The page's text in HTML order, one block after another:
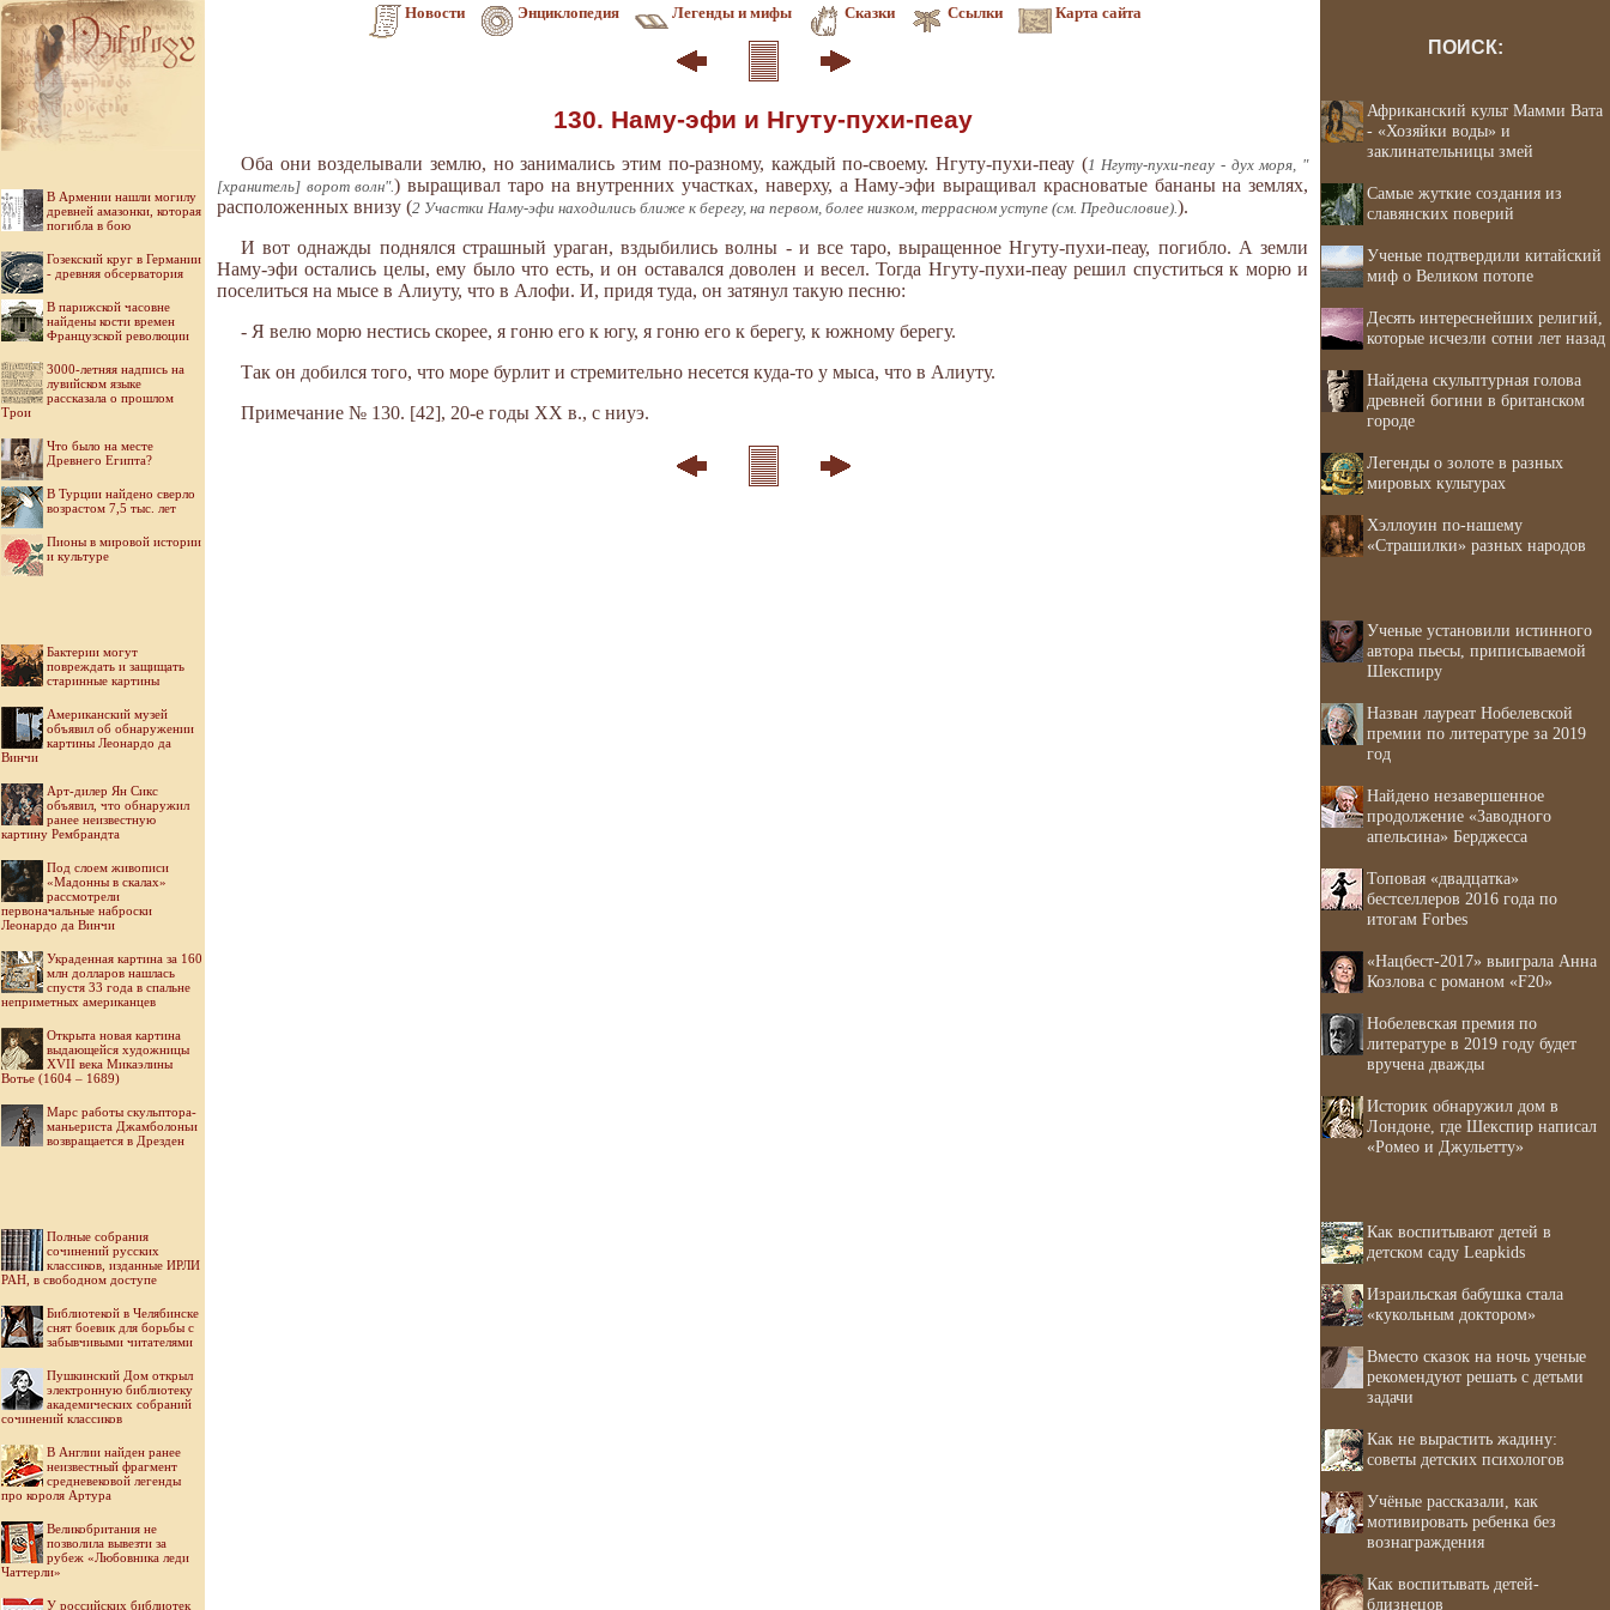
Новости Энциклопедия Легенды и мифы Сказки Ссылки Карта сайта
В Армении нашли могилу
древней амазонки, которая
погибла в бою
Гозекский круг в Германии
- древняя обсерватория
В парижской часовне
найдены кости времен
Французской революции
3000-летняя надпись на
лувийском языке
рассказала о прошлом
Трои
Что было на месте
Древнего Египта?
В Турции найдено сверло
возрастом 7,5 тыс. лет
Пионы в мировой истории
и культуре
Бактерии могут
повреждать и защищать
старинные картины
Американский музей
объявил об обнаружении
картины Леонардо да
Винчи
Арт-дилер Ян Сикс
объявил, что обнаружил
ранее неизвестную
картину Рембрандта
Под слоем живописи
«Мадонны в скалах»
рассмотрели
первоначальные наброски
Леонардо да Винчи
Украденная картина за 160
млн долларов нашлась
спустя 33 года в спальне
неприметных американцев
Открыта новая картина
выдающейся художницы
XVII века Микаэлины
Вотье (1604 – 1689)
Марс работы скульптора-
маньериста Джамболоньи
возвращается в Дрезден
Полные собрания
сочинений русских
классиков, изданные ИРЛИ
РАН, в свободном доступе
Библиотекой в Челябинске
снят боевик для борьбы с
забывчивыми читателями
Пушкинский Дом открыл
электронную библиотеку
академических собраний
сочинений классиков
В Англии найден ранее
неизвестный фрагмент
средневековой легенды
про короля Артура
Великобритания не
позволила вывезти за
рубеж «Любовника леди
Чаттерли»
У российских библиотек
130. Наму-эфи и Нгуту-пухи-пеау
Оба они возделывали землю, но занимались этим по-разному, каждый по-своему. Нгуту-пухи-пеау (1 Нгуту-пухи-пеау - дух моря, "
[хранитель] ворот волн".) выращивал таро на внутренних участках, наверху, а Наму-эфи выращивал красноватые бананы на землях,
расположенных внизу (2 Участки Наму-эфи находились ближе к берегу, на первом, более низком, террасном уступе (см. Предисловие).).
И вот однажды поднялся страшный ураган, вздыбились волны - и все таро, выращенное Нгуту-пухи-пеау, погибло. А земли
Наму-эфи остались целы, ему было что есть, и он оставался доволен и весел. Тогда Нгуту-пухи-пеау решил спуститься к морю и
поселиться на мысе в Алиуту, что в Алофи. И, придя туда, он затянул такую песню:
- Я велю морю нестись скорее, я гоню его к югу, я гоню его к берегу, к южному берегу.
Так он добился того, что море бурлит и стремительно несется куда-то у мыса, что в Алиуту.
Примечание № 130. [42], 20-е годы XX в., с ниуэ.
ПОИСК:
Африканский культ Мамми Вата
- «Хозяйки воды» и
заклинательницы змей
Самые жуткие создания из
славянских поверий
Ученые подтвердили китайский
миф о Великом потопе
Десять интереснейших религий,
которые исчезли сотни лет назад
Найдена скульптурная голова
древней богини в британском
городе
Легенды о золоте в разных
мировых культурах
Хэллоуин по-нашему
«Страшилки» разных народов
Ученые установили истинного
автора пьесы, приписываемой
Шекспиру
Назван лауреат Нобелевской
премии по литературе за 2019
год
Найдено незавершенное
продолжение «Заводного
апельсина» Берджесса
Топовая «двадцатка»
бестселлеров 2016 года по
итогам Forbes
«Нацбест-2017» выиграла Анна
Козлова с романом «F20»
Нобелевская премия по
литературе в 2019 году будет
вручена дважды
Историк обнаружил дом в
Лондоне, где Шекспир написал
«Ромео и Джульетту»
Как воспитывают детей в
детском саду Leapkids
Израильская бабушка стала
«кукольным доктором»
Вместо сказок на ночь ученые
рекомендуют решать с детьми
задачи
Как не вырастить жадину:
советы детских психологов
Учёные рассказали, как
мотивировать ребенка без
вознаграждения
Как воспитывать детей-
близнецов